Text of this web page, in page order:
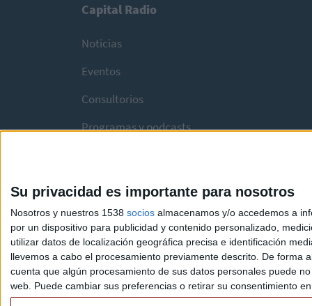
Su privacidad es importante para nosotros
Nosotros y nuestros 1538 socios almacenamos y/o accedemos a
por un dispositivo para publicidad y contenido personalizado,
utilizar datos de localización geográfica precisa e identificación
llevemos a cabo el procesamiento previamente descrito. De forma
cuenta que algún procesamiento de sus datos personales puede
web. Puede cambiar sus preferencias o retirar su consentimiento
Capital Radio
Noticias
Eventos
Consultorios
Programas y podcasts